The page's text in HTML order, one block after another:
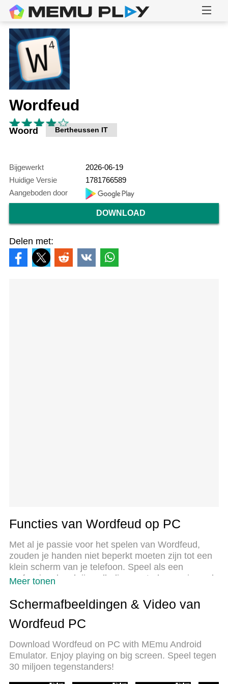
Wordfeud
Woord Bertheussen IT
Bijgewerkt
2026-06-19
Huidige Versie
1781766589
Aangeboden door
DOWNLOAD
Delen met:
Functies van Wordfeud op PC
Met al je passie voor het spelen van Wordfeud,
zouden je handen niet beperkt moeten zijn tot een
klein scherm van je telefoon. Speel als een
professional en krijg volledige controle over je spel
je verwacht. Download en speel Wordfeud op PC.
Speel zo lang als je wilt, geen beperkingen meer
van batterij, mobiele data en storende oproepen.
Wordfeud op PC te spelen. Voorbereid met onze
expertise, maakt het uitmuntende vooraf ingestelde
keymapping systeem van Wordfeud een echt PC-
Meer tonen
Schermafbeeldingen & Video van
Wordfeud PC
Download Wordfeud on PC with MEmu Android
Emulator. Enjoy playing on big screen. Speel tegen
30 miljoen tegenstanders!